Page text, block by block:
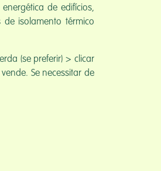
de edifícios,
de isolamento térmico
(se preferir) > clicar
Se necessitar de